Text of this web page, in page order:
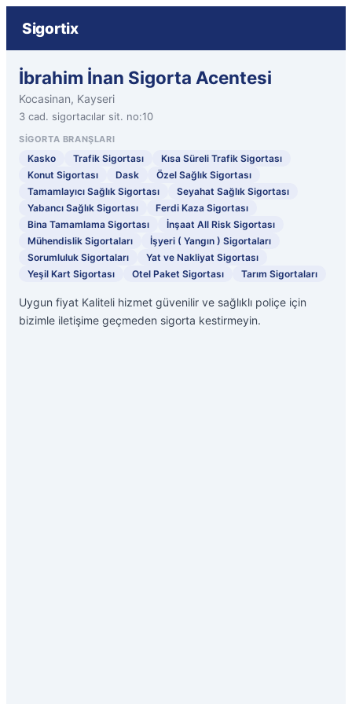
Sigortix
İbrahim İnan Sigorta Acentesi
Kocasinan, Kayseri
3 cad. sigortacılar sit. no:10
SIGORTA BRANŞLARI
Kasko Trafik Sigortası
Kısa Süreli Trafik Sigortası
Konut Sigortası
Dask
Özel Sağlık Sigortası
Tamamlayıcı Sağlık Sigortası
Seyahat Sağlık Sigortası
Yabancı Sağlık Sigortası
Ferdi Kaza Sigortası
Bina Tamamlama Sigortası
İnşaat All Risk Sigortası
Mühendislik Sigortaları
İşyeri ( Yangın ) Sigortaları
Sorumluluk Sigortaları
Yat ve Nakliyat Sigortası
Yeşil Kart Sigortası
Otel Paket Sigortası Tarım Sigortaları
Uygun fiyat Kaliteli hizmet güvenilir ve sağlıklı poliçe için
bizimle iletişime geçmeden sigorta kestirmeyin.